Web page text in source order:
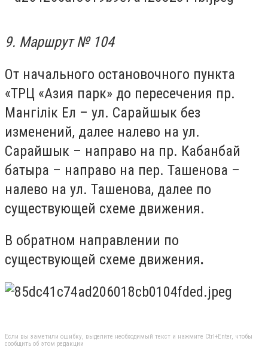
9. Маршрут № 104
От начального остановочного пункта
«ТРЦ «Азия парк» до пересечения пр.
Мангілік Ел – ул. Сарайшык без
изменений, далее налево на ул.
Сарайшык – направо на пр. Кабанбай
батыра – направо на пер. Ташенова –
налево на ул. Ташенова, далее по
существующей схеме движения.
В обратном направлении по
существующей схеме движения.
Если вы заметили ошибку, выделите необходимый текст и нажмите Ctrl+Enter, чтобы
сообщить об этом редакции